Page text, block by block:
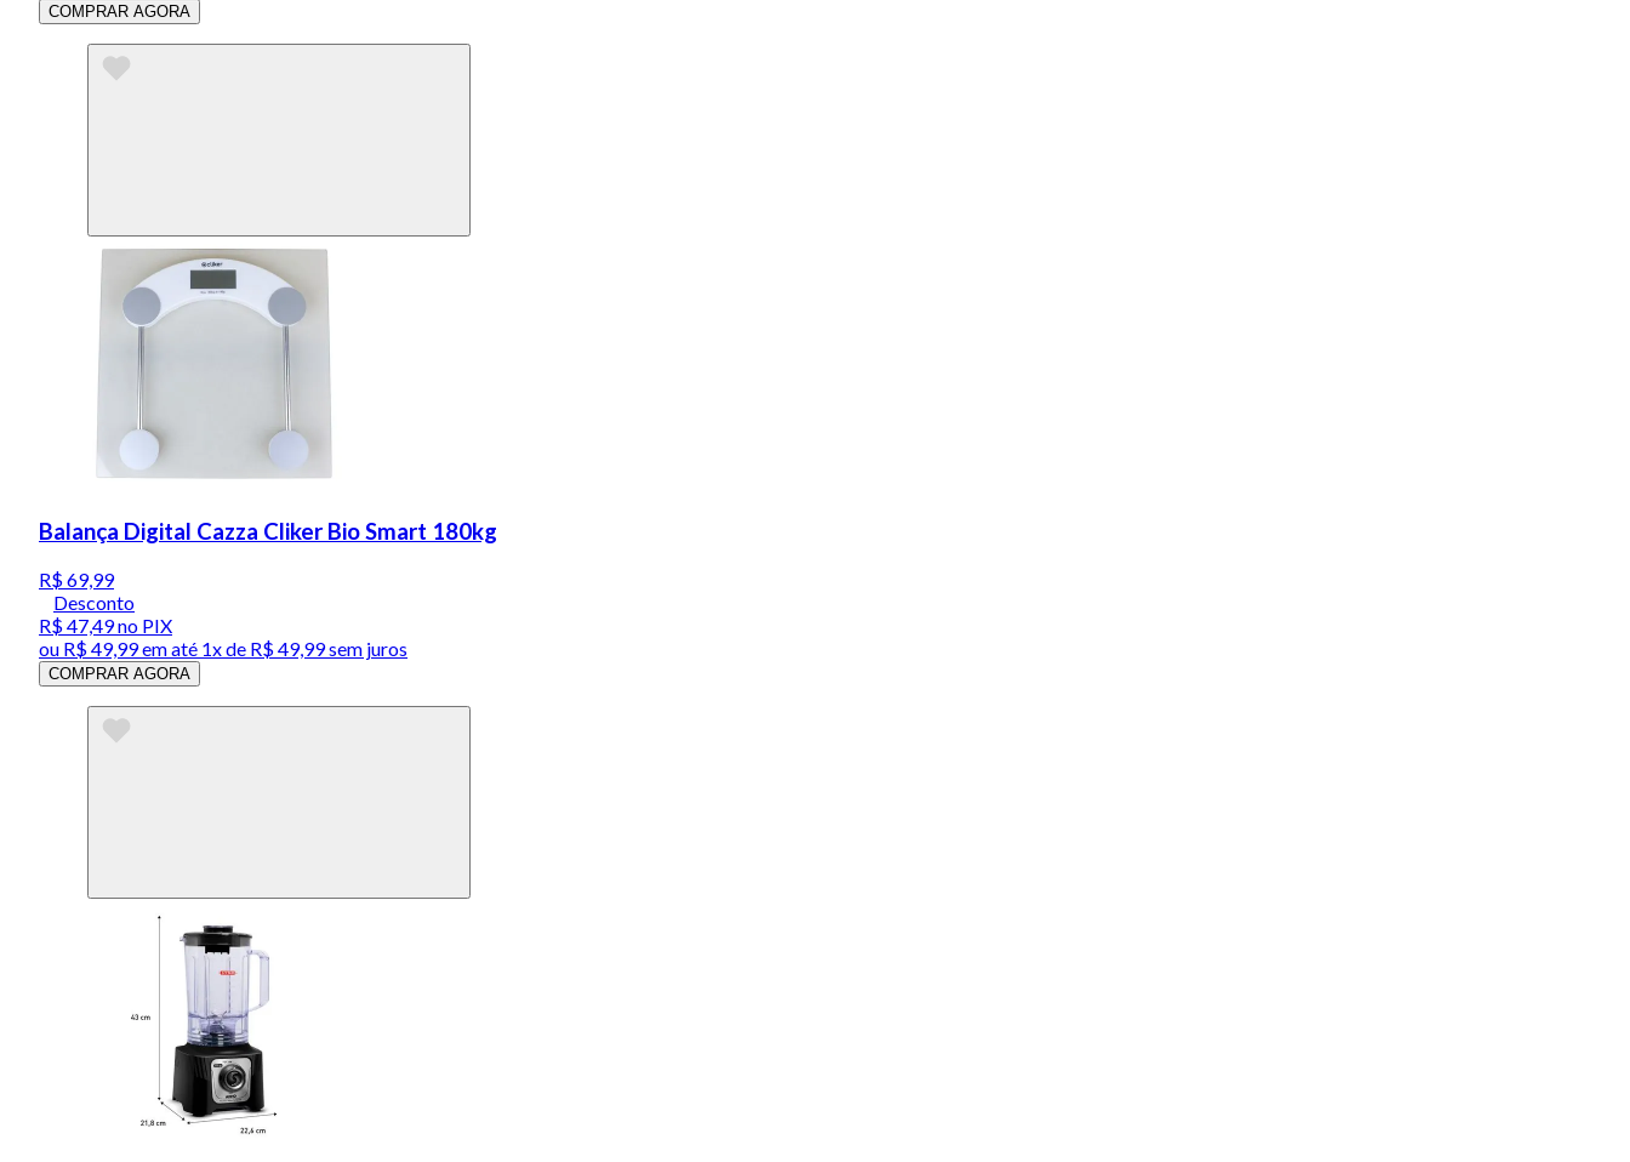
COMPRAR AGORA
Balança Digital Cazza Cliker Bio Smart 180kg
R$ 69,99
Desconto
R$ 47,49no PIX
ou R$ 49,99em até 1x de R$ 49,99sem juros
COMPRAR AGORA